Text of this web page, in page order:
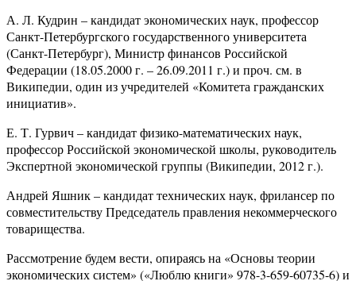
А. Л. Кудрин – кандидат экономических наук, профессор
Санкт-Петербургского государственного университета
(Санкт-Петербург), Министр финансов Российской
Федерации (18.05.2000 г. – 26.09.2011 г.) и проч. см. в
Википедии, один из учредителей «Комитета гражданских
инициатив».
Е. Т. Гурвич – кандидат физико-математических наук,
профессор Российской экономической школы, руководитель
Экспертной экономической группы (Википедии, 2012 г.).
Андрей Яшник – кандидат технических наук, фрилансер по
совместительству Председатель правления некоммерческого
товарищества.
Рассмотрение будем вести, опираясь на «Основы теории
экономических систем» («Люблю книги» 978-3-659-60735-6) и